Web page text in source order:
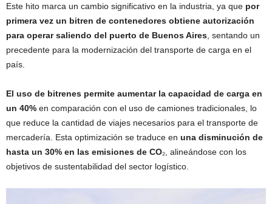
Este hito marca un cambio significativo en la industria, ya que por
primera vez un bitren de contenedores obtiene autorización
para operar saliendo del puerto de Buenos Aires , sentando un
precedente para la modernización del transporte de carga en el
país.
El uso de bitrenes permite aumentar la capacidad de carga en
un 40% en comparación con el uso de camiones tradicionales, lo
que reduce la cantidad de viajes necesarios para el transporte de
mercadería. Esta optimización se traduce en una disminución de
hasta un 30% en las emisiones de CO₂, alineándose con los
objetivos de sustentabilidad del sector logístico.